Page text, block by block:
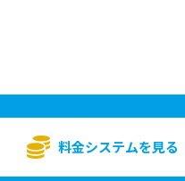
料金システムを見る